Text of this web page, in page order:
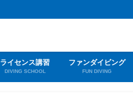
ライセンス講習
DIVING SCHOOL
ファンダイビング
FUN DIVING